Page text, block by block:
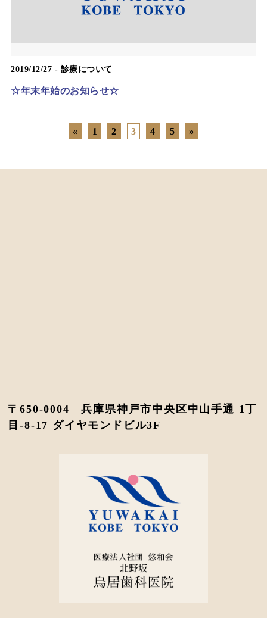
2019/12/27 - 診療について
☆年末年始のお知らせ☆
« 1 2 3 4 5 »
〒650-0004 兵庫県神戸市中央区中山手通 1丁
目-8-17 ダイヤモンドビル3F